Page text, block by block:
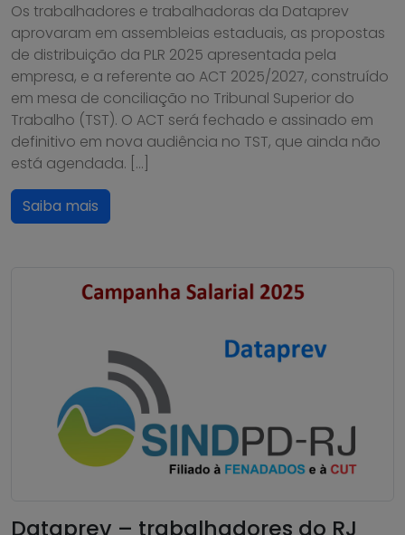
Os trabalhadores e trabalhadoras da Dataprev
aprovaram em assembleias estaduais, as propostas
de distribuição da PLR 2025 apresentada pela
empresa, e a referente ao ACT 2025/2027, construído
em mesa de conciliação no Tribunal Superior do
Trabalho (TST). O ACT será fechado e assinado em
definitivo em nova audiência no TST, que ainda não
está agendada. […]
Saiba mais
Dataprev – trabalhadores do RJ